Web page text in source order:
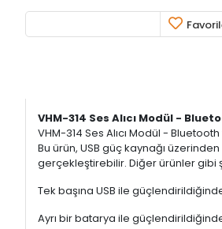
VHM-314 Ses Alıcı Modül -
VHM-314 Ses Alıcı Modül -
Bu ürün, USB güç kaynağı
gerçekleştirebilir. Diğer ürünler gibi
Tek başına USB ile
Ayrı bir batarya ile